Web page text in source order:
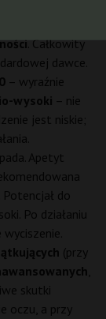
filmów. W
. Całkowity
dawce.
– wyraźnie
wysoki – nie
jest niskie;
Apetyt
. Potencjał do
Po działaniu
(przy
skutki
oczu, a przy